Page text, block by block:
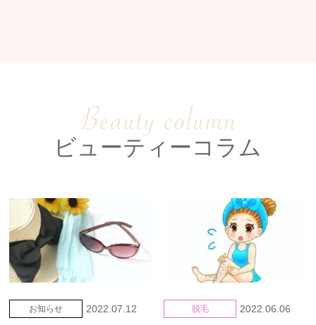
フェイシャルエステ
キッズ脱毛 介護脱毛
ブライダルプラン ジークラの強み
ビューティーコラム
お知らせ 2022.07.12 脱毛 2022.06.06